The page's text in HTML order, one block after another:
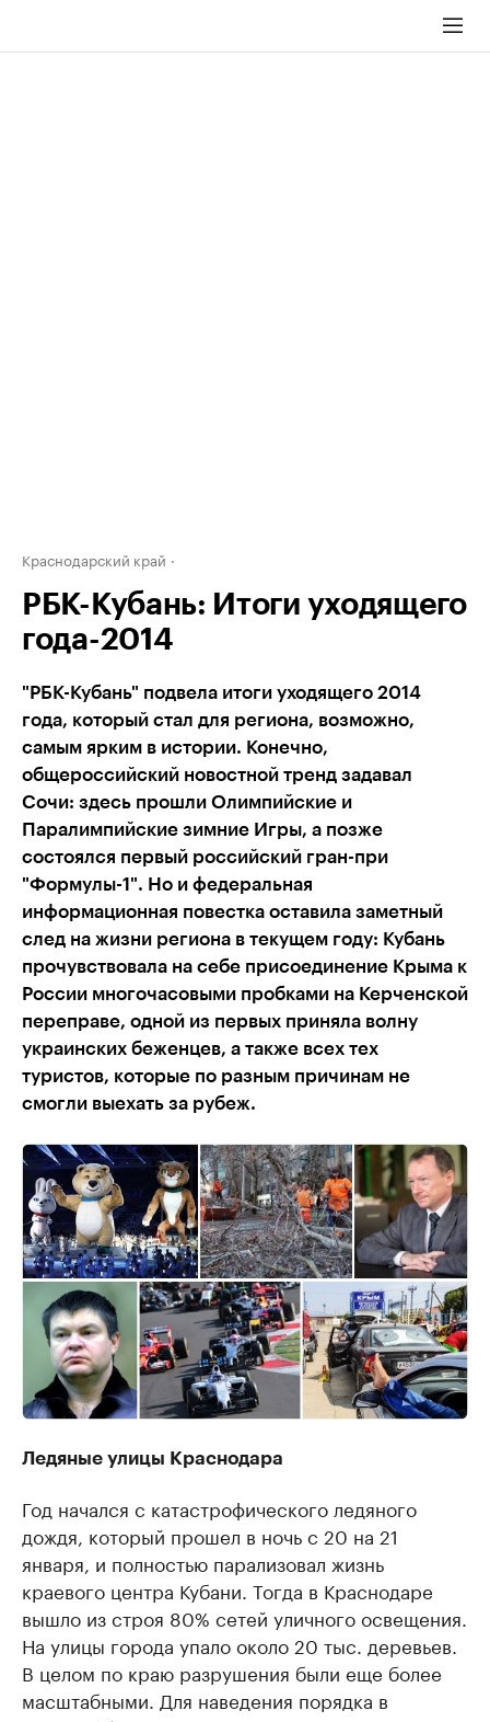
Краснодарский край
РБК-Кубань: Итоги уходящего
года-2014
"РБК-Кубань" подвела итоги уходящего 2014
года, который стал для региона, возможно,
самым ярким в истории. Конечно,
общероссийский новостной тренд задавал
Сочи: здесь прошли Олимпийские и
Паралимпийские зимние Игры, а позже
состоялся первый российский гран-при
"Формулы-1". Но и федеральная
информационная повестка оставила заметный
след на жизни региона в текущем году: Кубань
прочувствовала на себе присоединение Крыма к
России многочасовыми пробками на Керченской
переправе, одной из первых приняла волну
украинских беженцев, а также всех тех
туристов, которые по разным причинам не
смогли выехать за рубеж.
Ледяные улицы Краснодара
Год начался с катастрофического ледяного
дождя, который прошел в ночь с 20 на 21
января, и полностью парализовал жизнь
краевого центра Кубани. Тогда в Краснодаре
вышло из строя 80% сетей уличного освещения.
На улицы города упало около 20 тыс. деревьев.
В целом по краю разрушения были еще более
масштабными. Для наведения порядка в